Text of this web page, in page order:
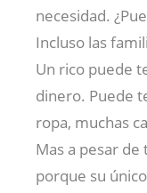
necesidad.
Incluso las
Un rico puede
dinero. Puede
ropa, muchas
Mas a pesar
porque su